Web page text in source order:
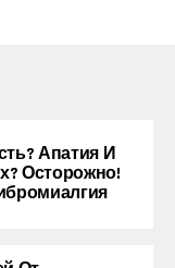
Апатия И
Осторожно!